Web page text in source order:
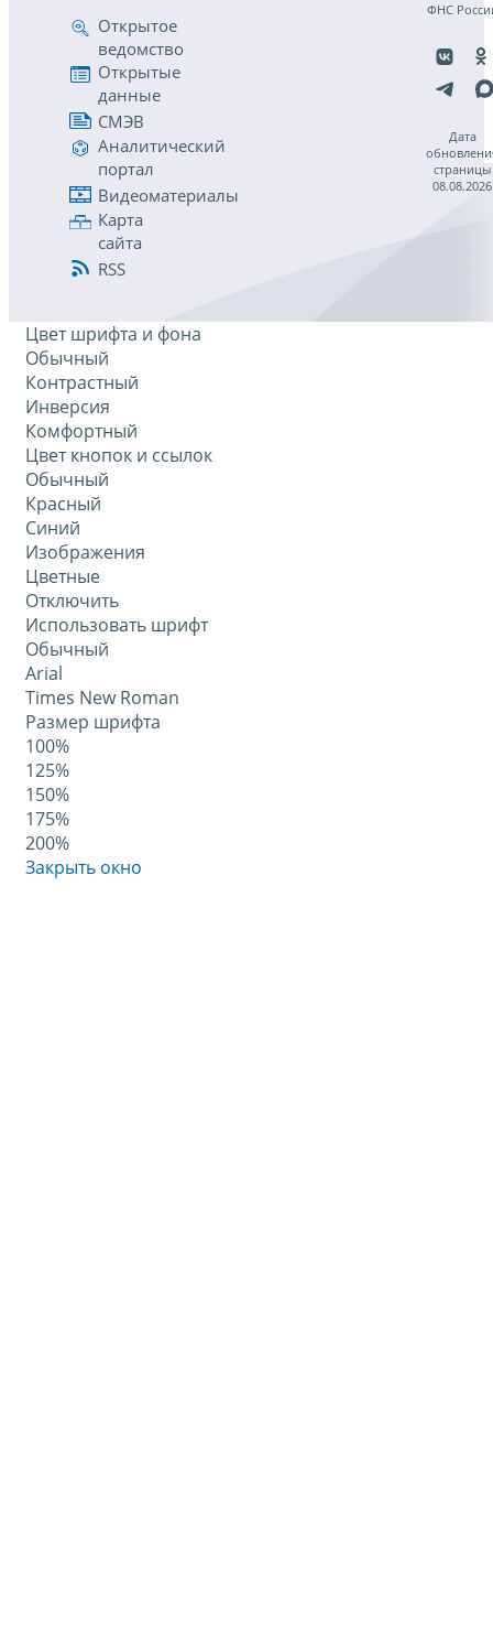
Открытое
ведомство
Открытые
данные
СМЭВ
Аналитический
портал
Видеоматериалы
Карта
сайта
RSS
ФНС
Дата
страницы
08.08.2026
Цвет шрифта и фона
Обычный
Контрастный
Инверсия
Комфортный
Цвет кнопок и ссылок
Обычный
Красный
Синий
Изображения
Цветные
Отключить
Использовать шрифт
Обычный
Arial
Times New Roman
Размер шрифта
100%
125%
150%
175%
200%
Закрыть окно